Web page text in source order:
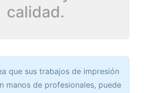
calidad.
que sus trabajos de impresión
manos de profesionales, puede